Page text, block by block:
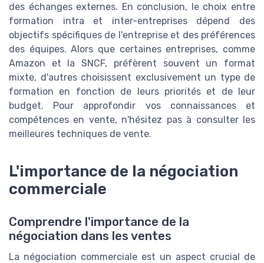
des échanges externes. En conclusion, le choix entre
formation intra et inter-entreprises dépend des
objectifs spécifiques de l'entreprise et des préférences
des équipes. Alors que certaines entreprises, comme
Amazon et la SNCF, préfèrent souvent un format
mixte, d'autres choisissent exclusivement un type de
formation en fonction de leurs priorités et de leur
budget. Pour approfondir vos connaissances et
compétences en vente, n'hésitez pas à consulter les
meilleures techniques de vente.
L'importance de la négociation
commerciale
Comprendre l'importance de la
négociation dans les ventes
La négociation commerciale est un aspect crucial de